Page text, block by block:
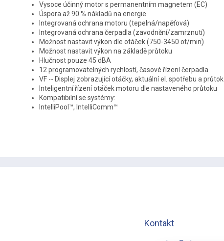
Vysoce účinný motor s permanentním magnetem (EC)
Úspora až 90 % nákladů na energie
Integrovaná ochrana motoru (tepelná/napěťová)
Integrovaná ochrana čerpadla (zavodnění/zamrznutí)
Možnost nastavit výkon dle otáček (750-3450 ot/min)
Možnost nastavit výkon na základě průtoku
Hlučnost pouze 45 dBA
12 programovatelných rychlostí, časové řízení čerpadla
VF -- Displej zobrazující otáčky, aktuální el. spotřebu a průtok
Inteligentní řízení otáček motoru dle nastaveného průtoku
Kompatibilní se systémy:
IntelliPool™, IntelliComm™
Kontakt